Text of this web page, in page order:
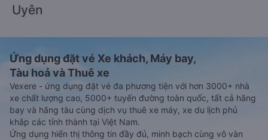
Uyên
Ứng dụng đặt vé Xe khách, Máy bay,
Tàu hoả và Thuê xe
Vexere - ứng dụng đặt vé đa phương tiện với hơn 3000+ nhà
xe chất lượng cao, 5000+ tuyến đường toàn quốc, tất cả hãng
bay và hãng tàu cùng dịch vụ thuê xe máy, xe du lịch phủ
khắp các tỉnh thành tại Việt Nam.
Ứng dụng hiển thị thông tin đầy đủ, minh bạch cùng vô vàn